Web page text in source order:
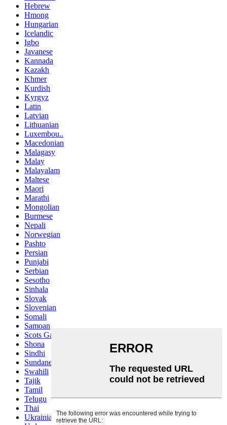
Hebrew
Hmong
Hungarian
Icelandic
Igbo
Javanese
Kannada
Kazakh
Khmer
Kurdish
Kyrgyz
Latin
Latvian
Lithuanian
Luxembou..
Macedonian
Malagasy
Malay
Malayalam
Maltese
Maori
Marathi
Mongolian
Burmese
Nepali
Norwegian
Pashto
Persian
Punjabi
Serbian
Sesotho
Sinhala
Slovak
Slovenian
Somali
Samoan
Scots Gaelic
Shona
Sindhi
Sundanese
Swahili
Tajik
Tamil
Telugu
Thai
Ukrainian